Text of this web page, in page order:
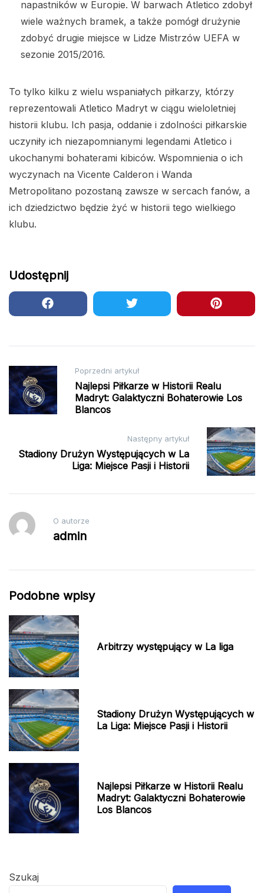
napastników w Europie. W barwach Atletico zdobył
wiele ważnych bramek, a także pomógł drużynie
zdobyć drugie miejsce w Lidze Mistrzów UEFA w
sezonie 2015/2016.
To tylko kilku z wielu wspaniałych piłkarzy, którzy
reprezentowali Atletico Madryt w ciągu wieloletniej
historii klubu. Ich pasja, oddanie i zdolności piłkarskie
uczyniły ich niezapomnianymi legendami Atletico i
ukochanymi bohaterami kibiców. Wspomnienia o ich
wyczynach na Vicente Calderon i Wanda
Metropolitano pozostaną zawsze w sercach fanów, a
ich dziedzictwo będzie żyć w historii tego wielkiego
klubu.
Udostępnij
Nawigacja
wpisu
Poprzedni artykuł
Najlepsi Piłkarze w Historii Realu
Madryt: Galaktyczni Bohaterowie Los
Blancos
Następny artykuł
Stadiony Drużyn Występujących w La
Liga: Miejsce Pasji i Historii
O autorze
admin
Podobne wpisy
Arbitrzy występujący w La liga
Stadiony Drużyn Występujących w
La Liga: Miejsce Pasji i Historii
Najlepsi Piłkarze w Historii Realu
Madryt: Galaktyczni Bohaterowie
Los Blancos
Szukaj